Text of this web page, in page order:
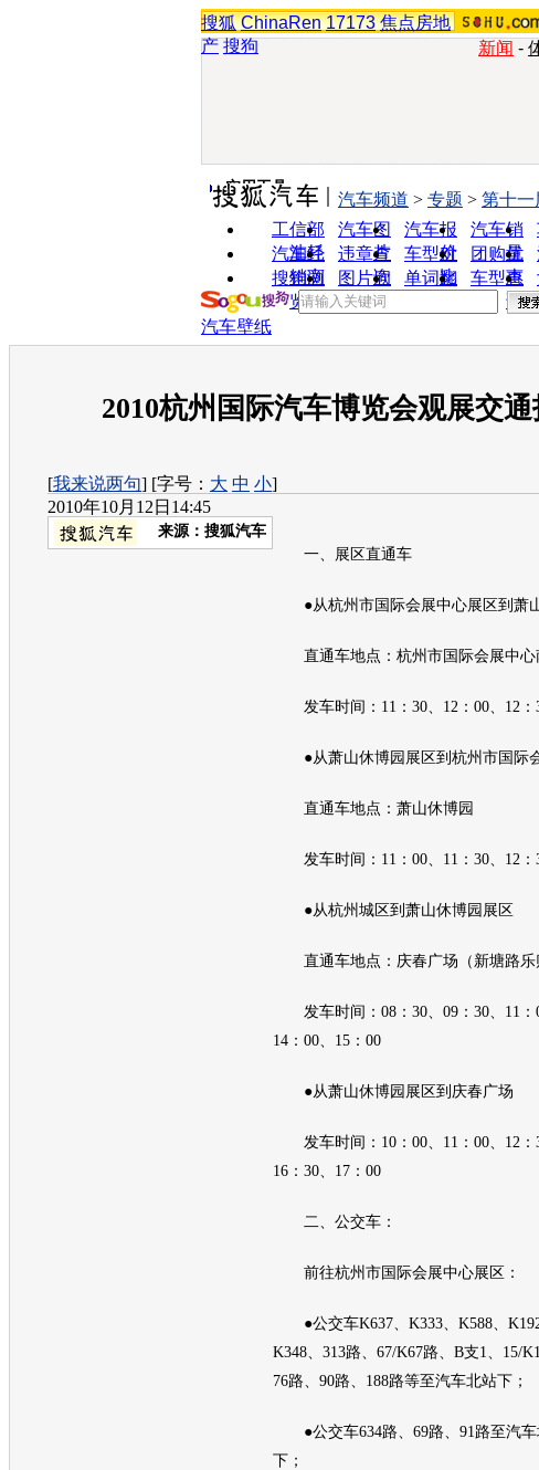
搜狐 ChinaRen 17173 焦点房地
产 搜狗 新闻 -
实用工具
工信部
油耗
汽车图
片
汽车报
价
汽车销
量
汽车经
销商
违章查
询
车型对
比
团购优
惠
搜狗浏
览器
图片欣
赏
单词翻
车型查
询
汽车频道 > 专题 > 第十一
汽车壁纸
2010杭州国际汽车博览会观展交
[我来说两句] [字号： 大 中 小]
2010年10月12日14:45
来源： 搜狐汽车
一、展区直通车
●从杭州市国际会展中心展区到萧
直通车地点：杭州市国际会展中心
发车时间：11：30、12：00、12：
●从萧山休博园展区到杭州市国际
直通车地点：萧山休博园
发车时间：11：00、11：30、12：
●从杭州城区到萧山休博园展区
直通车地点：庆春广场（新塘路乐
发车时间：08：30、09：30、11：
14：00、15：00
●从萧山休博园展区到庆春广场
发车时间：10：00、11：00、12：
16：30、17：00
二、公交车：
前往杭州市国际会展中心展区：
●公交车K637、K333、K588、K192
K348、313路、67/K67路、B支1、15/
76路、90路、188路等至汽车北站下；
●公交车634路、69路、91路至汽车
下；